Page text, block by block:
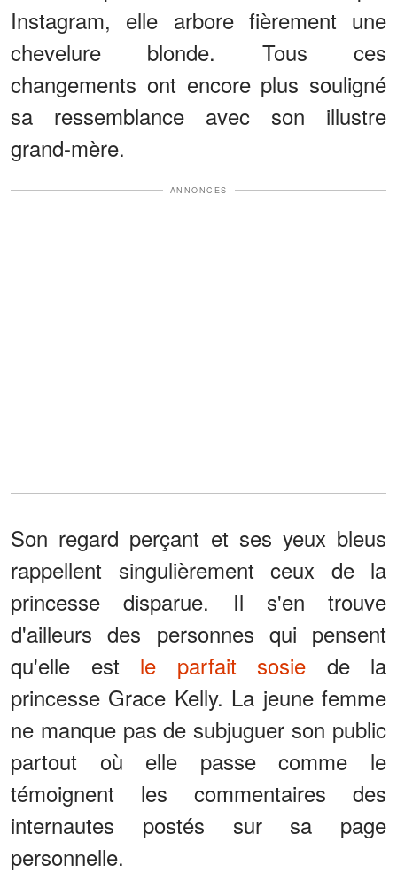
Instagram, elle arbore fièrement une
chevelure blonde. Tous ces
changements ont encore plus souligné
sa ressemblance avec son illustre
grand-mère.
ANNONCES
Son regard perçant et ses yeux bleus
rappellent singulièrement ceux de la
princesse disparue. Il s'en trouve
d'ailleurs des personnes qui pensent
qu'elle est le parfait sosie de la
princesse Grace Kelly. La jeune femme
ne manque pas de subjuguer son public
partout où elle passe comme le
témoignent les commentaires des
internautes postés sur sa page
personnelle.